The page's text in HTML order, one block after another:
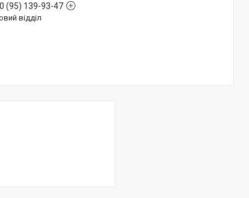
(95) 139-93-47
відділ